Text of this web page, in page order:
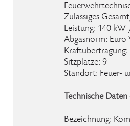
Zulässiges
Leistung: 140 kW
Abgasnorm: Euro
Sitzplätze: 9
Standort: Feuer-
Technische
Bezeichnung: